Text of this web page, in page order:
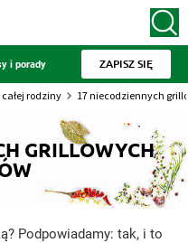
i porady ZAPISZ SIĘ
rodziny 17 niecodziennych
GRILLOWYCH
Podpowiadamy: tak, i to